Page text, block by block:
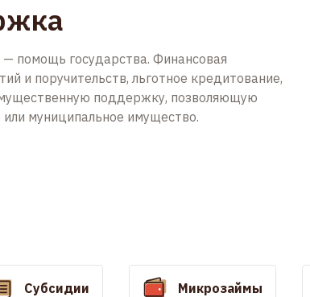
— помощь государства. Финансовая
и поручительств, льготное кредитование,
поддержку, позволяющую
муниципальное имущество.
Субсидии Микрозаймы